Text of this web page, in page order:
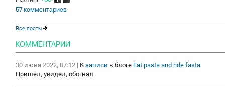
57 комментариев
Все посты
КОММЕНТАРИИ
30 июня 2022, 07:12 | К записи в блоге Eat pasta and ride fasta
Пришёл, увидел, обогнал